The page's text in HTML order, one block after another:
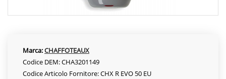
Marca:CHAFFOTEAUX
Codice DEM: CHA3201149
Codice Articolo Fornitore: CHX R EVO 50 EU